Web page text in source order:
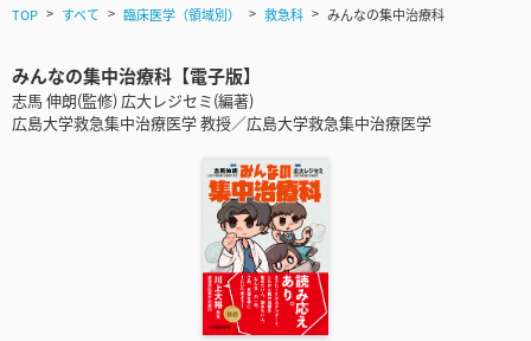
TOP すべて 臨床医学（領域別） 救急科 みんなの集中治療科
みんなの集中治療科【電子版】
志馬 伸朗(監修) 広大レジセミ(編著)
広島大学救急集中治療医学 教授／広島大学救急集中治療医学